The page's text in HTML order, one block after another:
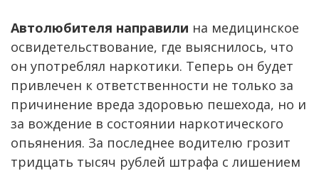
Автолюбителя направили на медицинское
освидетельствование, где выяснилось, что
он употреблял наркотики. Теперь он будет
привлечен к ответственности не только за
причинение вреда здоровью пешехода, но и
за вождение в состоянии наркотического
опьянения. За последнее водителю грозит
тридцать тысяч рублей штрафа с лишением